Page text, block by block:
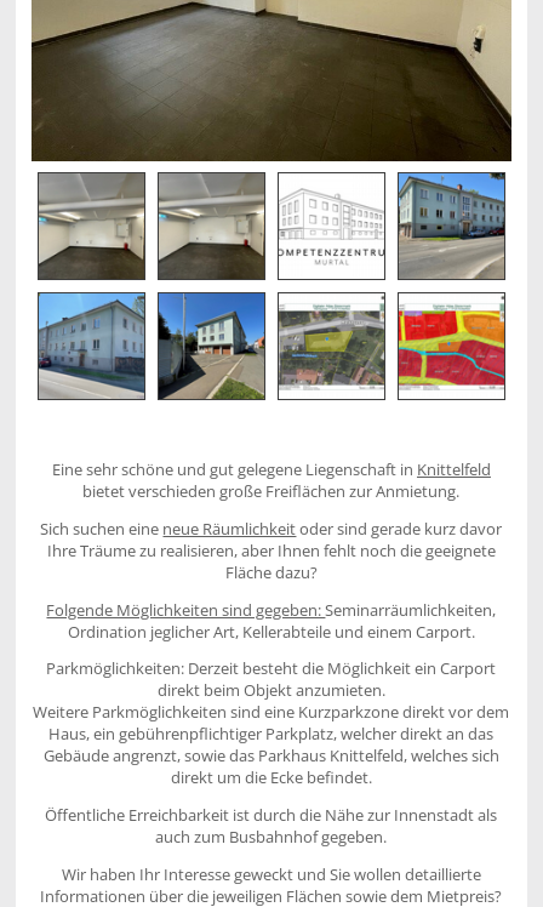
Eine sehr schöne und gut gelegene Liegenschaft in Knittelfeld
bietet verschieden große Freiflächen zur Anmietung.
Sich suchen eine neue Räumlichkeitoder sind gerade kurz davor
Ihre Träume zu realisieren, aber Ihnen fehlt noch die geeignete
Fläche dazu?
Folgende Möglichkeiten sind gegeben:Seminarräumlichkeiten,
Ordination jeglicher Art, Kellerabteile und einem Carport.
Parkmöglichkeiten: Derzeit besteht die Möglichkeit ein Carport
direkt beim Objekt anzumieten.
Weitere Parkmöglichkeiten sind eine Kurzparkzone direkt vor dem
Haus, ein gebührenpflichtiger Parkplatz, welcher direkt an das
Gebäude angrenzt, sowie das Parkhaus Knittelfeld, welches sich
direkt um die Ecke befindet.
Öffentliche Erreichbarkeit ist durch die Nähe zur Innenstadt als
auch zum Busbahnhof gegeben.
Wir haben Ihr Interesse geweckt und Sie wollen detaillierte
Informationen über die jeweiligen Flächen sowie dem Mietpreis?